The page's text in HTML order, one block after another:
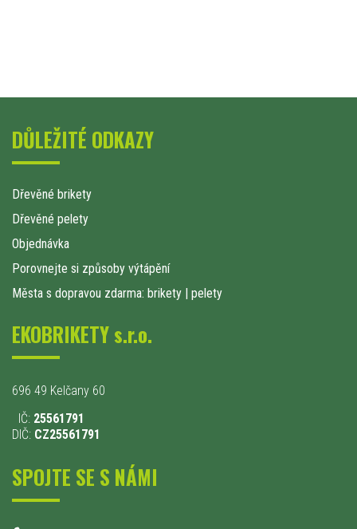
DŮLEŽITÉ ODKAZY
Dřevěné brikety
Dřevěné pelety
Objednávka
Porovnejte si způsoby výtápění
Města s dopravou zdarma: brikety | pelety
EKOBRIKETY s.r.o.
696 49 Kelčany 60
IČ: 25561791
DIČ: CZ25561791
SPOJTE SE S NÁMI